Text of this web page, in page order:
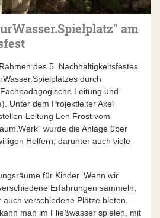
am
des 5. Nachhaltigkeitsfestes
durch
Leitung und
Unter dem Projektleiter Axel
Leitung Len Frost vom
wurde die Anlage über
Helfern, darunter auch viele
für Kinder. Wenn wir
Erfahrungen sammeln,
verschiedene Plätze bieten.
man im Fließwasser spielen, mit